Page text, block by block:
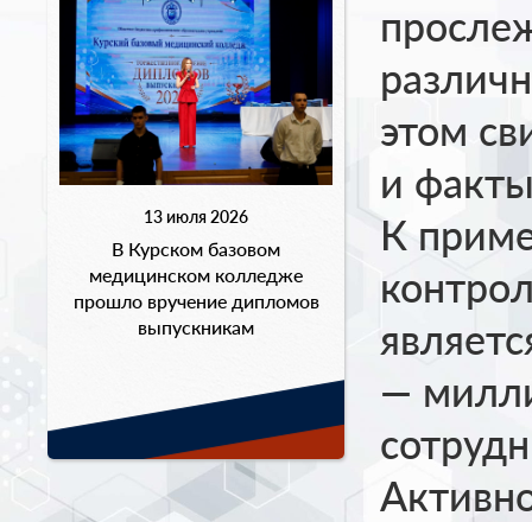
13 июля 2026
В Курском базовом
медицинском колледже
прошло вручение дипломов
выпускникам
этом
и
К
—